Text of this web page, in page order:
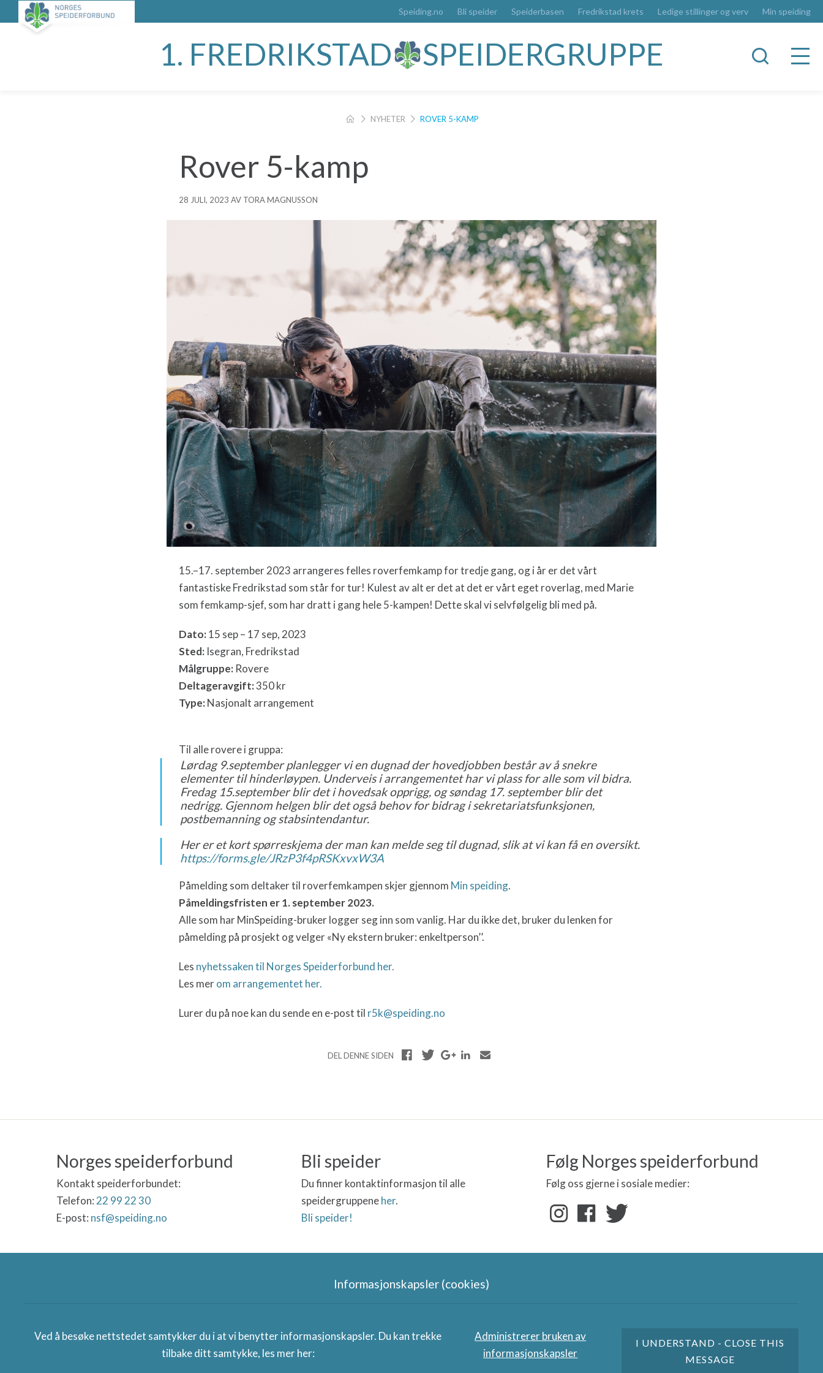
Speiding.no Bli speider Speiderbasen Fredrikstad krets Ledige stillinger og verv Min speiding
1. FREDRIKSTAD SPEIDERGRUPPE
NYHETER ROVER 5-KAMP
Rover 5-kamp
28 JULI, 2023 AV TORA MAGNUSSON
15.–17. september 2023 arrangeres felles roverfemkamp for tredje gang, og i år er det vårt
fantastiske Fredrikstad som står for tur! Kulest av alt er det at det er vårt eget roverlag, med Marie
som femkamp-sjef, som har dratt i gang hele 5-kampen! Dette skal vi selvfølgelig bli med på.
Dato:15 sep – 17 sep, 2023
Sted: Isegran, Fredrikstad
Målgruppe: Rovere
Deltageravgift:350 kr
Type:Nasjonalt arrangement
Til alle rovere i gruppa:
Lørdag 9.september planlegger vi en dugnad der hovedjobben består av å snekre
elementer til hinderløypen. Underveis i arrangementet har vi plass for alle som vil bidra.
Fredag 15.september blir det i hovedsak opprigg, og søndag 17. september blir det
nedrigg. Gjennom helgen blir det også behov for bidrag i sekretariatsfunksjonen,
postbemanning og stabsintendantur.
Her er et kort spørreskjema der man kan melde seg til dugnad, slik at vi kan få en oversikt.
https://forms.gle/JRzP3f4pRSKxvxW3A
Påmelding som deltaker til roverfemkampen skjer gjennom Min speiding.
Påmeldingsfristen er 1. september 2023.
Alle som har MinSpeiding-bruker logger seg inn som vanlig. Har du ikke det, bruker du lenken for
påmelding på prosjekt og velger «Ny ekstern bruker: enkeltperson’’.
Les nyhetssaken til Norges Speiderforbund her.
Les merom arrangementet her.
Lurer du på noe kan du sende en e-post til r5k@speiding.no
DEL DENNE SIDEN
Norges speiderforbund
Kontakt speiderforbundet:
Telefon: 22 99 22 30
E-post: nsf@speiding.no
Bli speider
Du finner kontaktinformasjon til alle
speidergruppeneher.
Bli speider!
Følg Norges speiderforbund
Følg oss gjerne i sosiale medier:
Informasjonskapsler (cookies)
Ved å besøke nettstedet samtykker du i at vi benytter informasjonskapsler. Du kan trekke
tilbake ditt samtykke, les mer her:
Administrerer bruken av
informasjonskapsler
I UNDERSTAND - CLOSE THIS
MESSAGE